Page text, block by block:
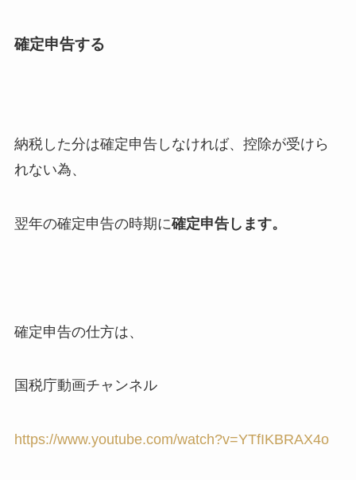
確定申告する
納税した分は確定申告しなければ、控除が受けら
れない為、
翌年の確定申告の時期に確定申告します。
確定申告の仕方は、
国税庁動画チャンネル
https://www.youtube.com/watch?v=YTfIKBRAX4o